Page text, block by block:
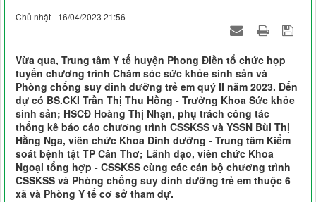
Chủ nhật - 16/04/2023 21:56
Vừa qua, Trung tâm Y tế huyện Phong Điền tổ chức họp
tuyến chương trình Chăm sóc sức khỏe sinh sản và
Phòng chống suy dinh dưỡng trẻ em quý II năm 2023. Đến
dự có BS.CKI Trần Thị Thu Hồng - Trưởng Khoa Sức khỏe
sinh sản; HSCĐ Hoàng Thị Nhạn, phụ trách công tác
thống kê báo cáo chương trình CSSKSS và YSSN Bùi Thị
Hằng Nga, viên chức Khoa Dinh dưỡng - Trung tâm Kiểm
soát bệnh tật TP Cần Thơ; Lãnh đạo, viên chức Khoa
Ngoại tổng hợp - CSSKSS cùng các cán bộ chương trình
CSSKSS và Phòng chống suy dinh dưỡng trẻ em thuộc 6
xã và Phòng Y tế cơ sở tham dự.